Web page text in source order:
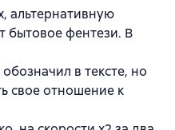
альтернативную
бытовое фентези. В
в тексте, но
свое отношение к